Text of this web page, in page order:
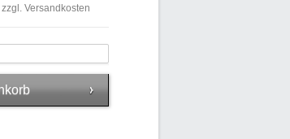
zzgl. Versandkosten